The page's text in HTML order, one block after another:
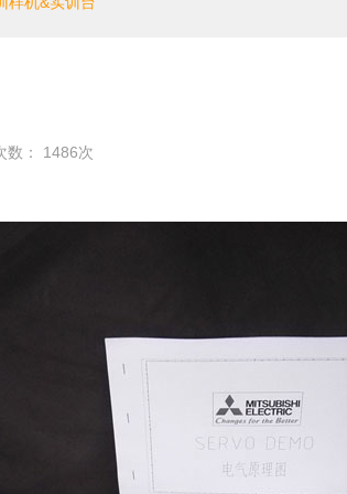
数： 1486次